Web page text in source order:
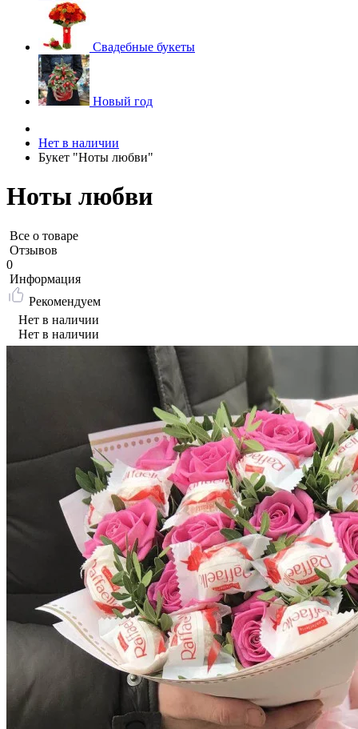
Свадебные букеты
Новый год
Нет в наличии
Букет "Ноты любви"
Ноты любви
Все о товаре
Отзывов
0
Информация
Рекомендуем
Нет в наличии
Нет в наличии